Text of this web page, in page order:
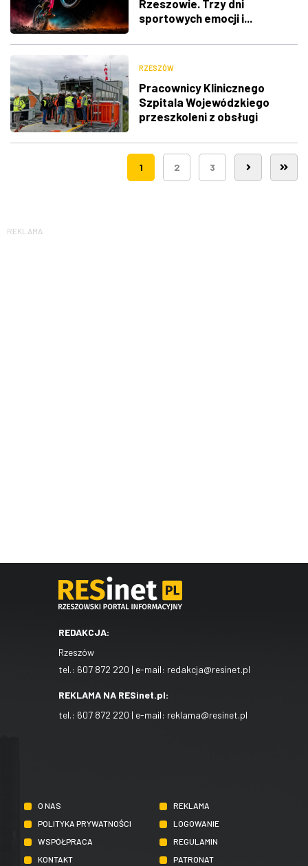
Rzeszowie. Trzy dni
sportowych emocji i...
RZESZÓW
Pracownicy Klinicznego
Szpitala Wojewódzkiego
przeszkoleni z obsługi
śmigłowców LPR
1 2 3
REKLAMA
REDAKCJA:
Rzeszów
tel.: 607 872 220 | e-mail: redakcja@resinet.pl
REKLAMA NA RESinet.pl:
tel.: 607 872 220 | e-mail: reklama@resinet.pl
O NAS
REKLAMA
POLITYKA PRYWATNOŚCI
LOGOWANIE
WSPÓŁPRACA
REGULAMIN
KONTAKT
PATRONAT